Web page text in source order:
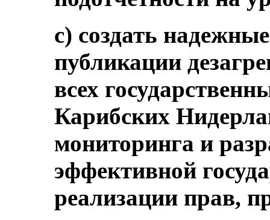
c) создать
публикации
всех
Карибских
мониторинга и
эффективной
реализации прав,